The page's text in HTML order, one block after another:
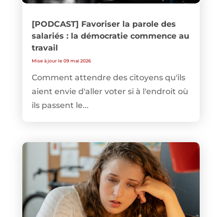
[PODCAST] Favoriser la parole des
salariés : la démocratie commence au
travail
Mise à jour le 09 mai 2026
Comment attendre des citoyens qu'ils
aient envie d'aller voter si à l'endroit où
ils passent le...